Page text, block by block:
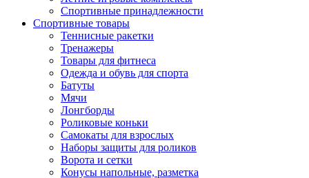
Спортивные принадлежности
Спортивные товары
Теннисные ракетки
Тренажеры
Товары для фитнеса
Одежда и обувь для спорта
Батуты
Мячи
Лонгборды
Роликовые коньки
Самокаты для взрослых
Наборы защиты для роликов
Ворота и сетки
Конусы напольные, разметка